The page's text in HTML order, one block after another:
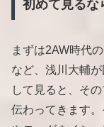
初めて見るな
まずは2AW時代
など、浅川大輔
して見ると、そ
伝わってきます